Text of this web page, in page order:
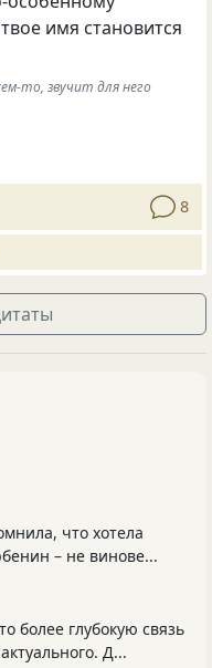
имя становится
то, звучит для него
8
что хотела
– не винове...
более глубокую связь
Д...